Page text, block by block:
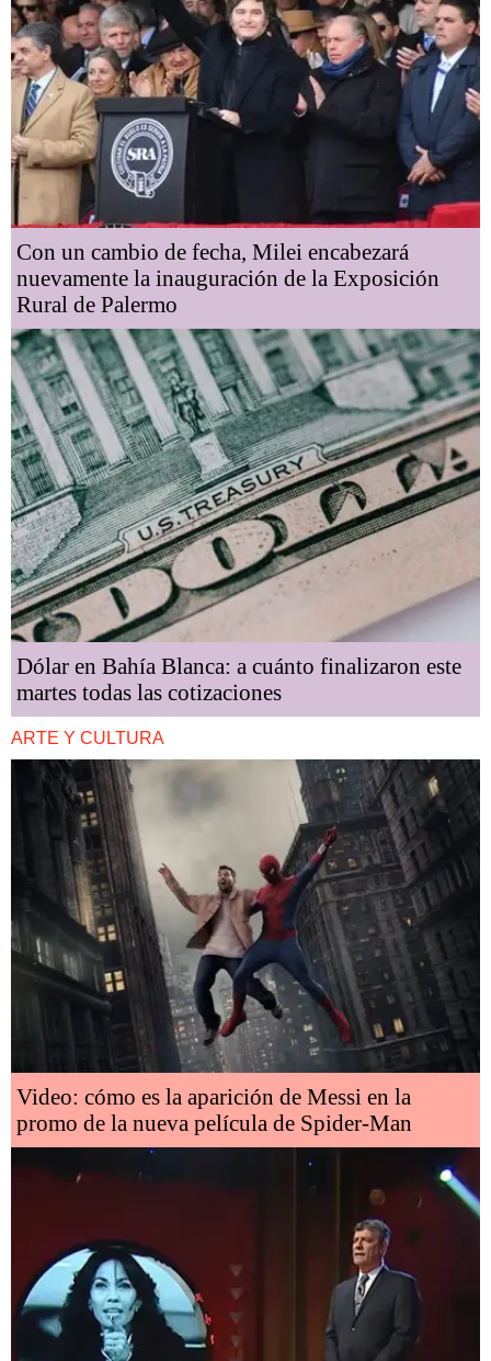
Con un cambio de fecha, Milei encabezará
nuevamente la inauguración de la Exposición
Rural de Palermo
Dólar en Bahía Blanca: a cuánto finalizaron este
martes todas las cotizaciones
ARTE Y CULTURA
Video: cómo es la aparición de Messi en la
promo de la nueva película de Spider-Man